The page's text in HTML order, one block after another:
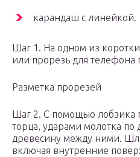
карандаш с линейкой.
Шаг 1. На одном из
или прорезь для телефона
Разметка прорезей
Шаг 2. С помощью лобзика
торца, ударами молотка по
древесину между ними.
включая внутренние